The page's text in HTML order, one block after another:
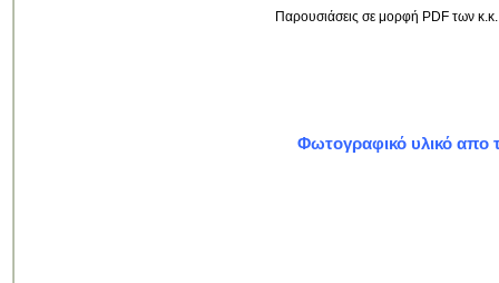
Παρουσιάσεις σε μορφή PDF των κ.κ.
Φωτογραφικό υλικό απο